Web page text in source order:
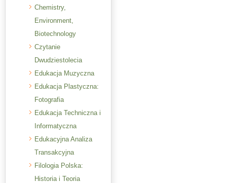
Chemistry,
Environment,
Biotechnology
Czytanie
Dwudziestolecia
Edukacja Muzyczna
Edukacja Plastyczna:
Fotografia
Edukacja Techniczna i
Informatyczna
Edukacyjna Analiza
Transakcyjna
Filologia Polska:
Historia i Teoria